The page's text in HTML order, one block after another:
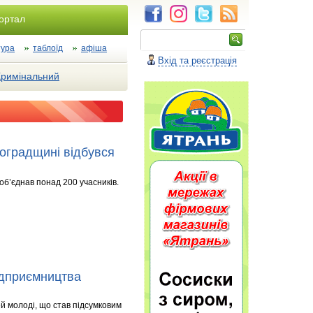
таблоїд афіша
відбувся
понад 200 учасників.
молоді, що став підсумковим
Вхід та реєстрація